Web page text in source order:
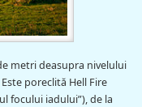
metri deasupra nivelului
poreclită Hell Fire
focului iadului”), de la